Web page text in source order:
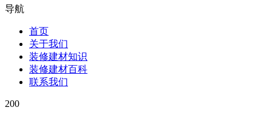
导航
首页
关于我们
装修建材知识
装修建材百科
联系我们
200